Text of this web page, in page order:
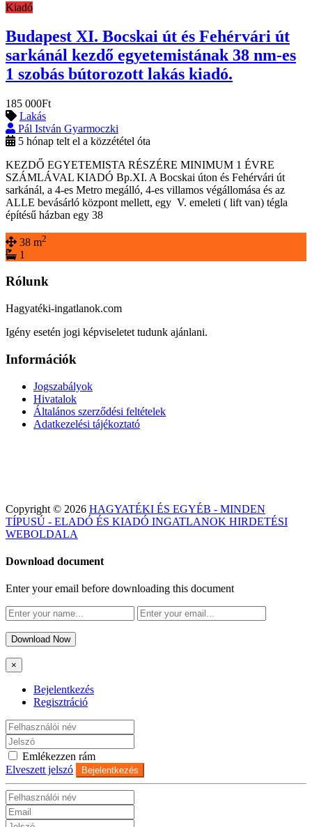
Kiadó
Budapest XI. Bocskai út és Fehérvári út
sarkánál kezdő egyetemistának 38 nm-es
1 szobás bútorozott lakás kiadó.
185 000Ft
Lakás
Pál István Gyarmoczki
5 hónap telt el a közzététel óta
KEZDŐ EGYETEMISTA RÉSZÉRE MINIMUM 1 ÉVRE
SZÁMLÁVAL KIADÓ Bp.XI. A Bocskai úton és Fehérvári út
sarkánál, a 4-es Metro megálló, 4-es villamos végállomása és az
ALLE bevásárló központ mellett, egy V. emeleti ( lift van) tégla
építésű házban egy 38
38 m2
1
Rólunk
Hagyatéki-ingatlanok.com
Igény esetén jogi képviseletet tudunk ajánlani.
Információk
Jogszabályok
Hivatalok
Általános szerződési feltételek
Adatkezelési tájékoztató
Copyright © 2026 HAGYATÉKI ÉS EGYÉB - MINDEN
TÍPUSÚ - ELADÓ ÉS KIADÓ INGATLANOK HIRDETÉSI
WEBOLDALA
Download document
Enter your email before downloading this document
Download Now
×
Bejelentkezés
Regisztráció
Emlékezzen rám
Elveszett jelszó
Bejelentkezés